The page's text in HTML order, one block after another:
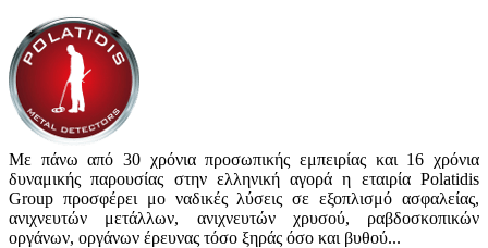
Με πάνω από 30 χρόνια προσωπικής εμπειρίας και 16 χρόνια
δυναμικής παρουσίας στην ελληνική αγορά η εταιρία Polatidis
Group προσφέρει μο ναδικές λύσεις σε εξοπλισμό ασφαλείας,
ανιχνευτών μετάλλων, ανιχνευτών χρυσού, ραβδοσκοπικών
οργάνων, οργάνων έρευνας τόσο ξηράς όσο και βυθού...